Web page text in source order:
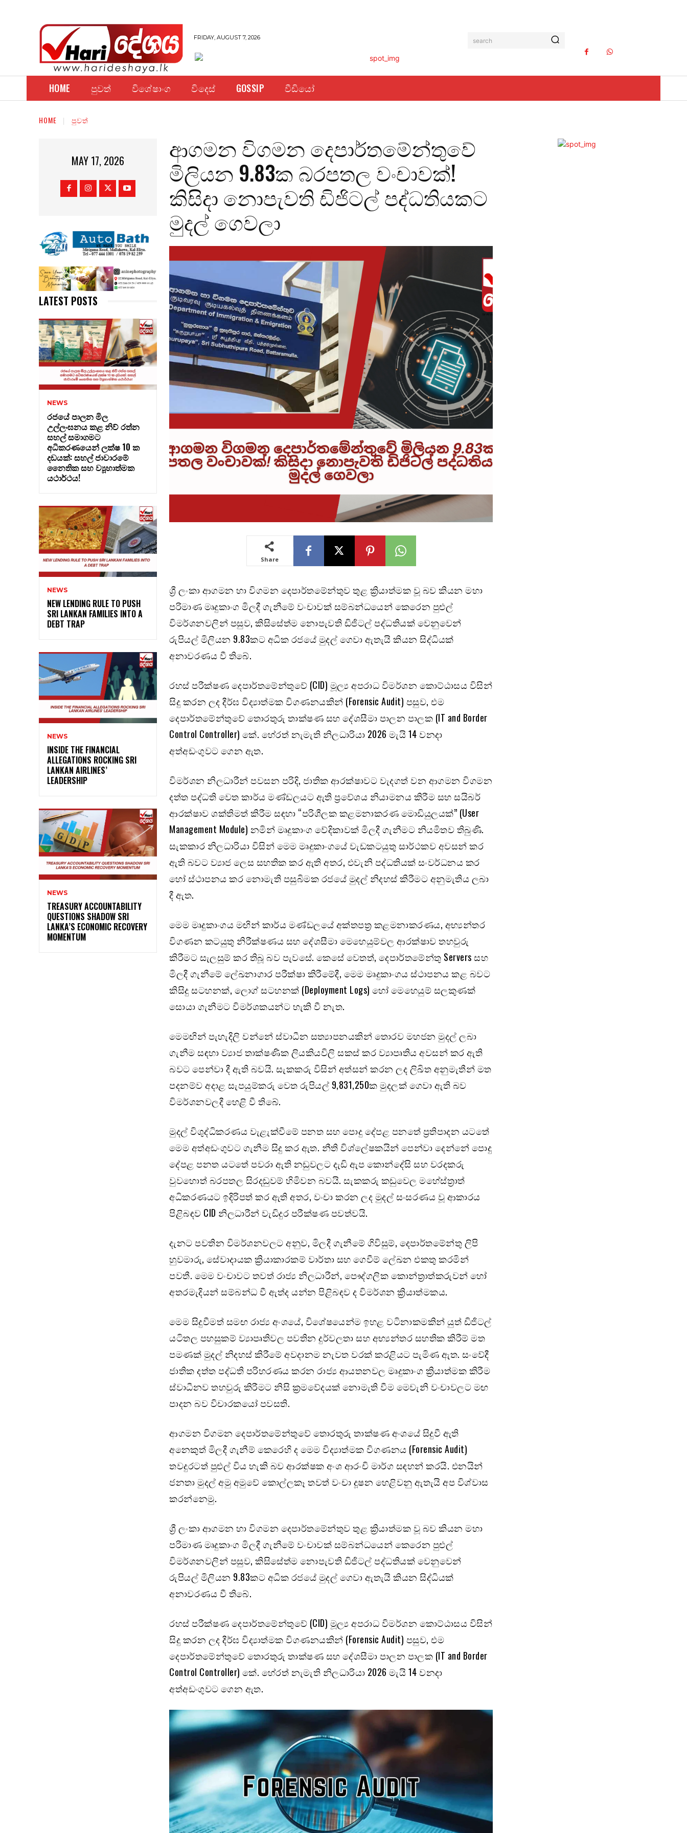
FRIDAY, AUGUST 7, 2026 search
HOME පුවත් විශේෂාංග විදෙස් GOSSIP වීඩියෝ
HOME පුවත්
MAY 17, 2026
LATEST POSTS
NEWS
රජයේ පාලන මිල
උල්ලංඝනය කළ නිව් රත්න
සහල් සමාගමට
අධිකරණයෙන් ලක්ෂ 10 ක
දඩයක්: සහල් ජාවාරමේ
නෛතික සහ ව්‍යූහාත්මක
යථාර්ථය!
NEWS
NEW LENDING RULE TO PUSH
SRI LANKAN FAMILIES INTO A
DEBT TRAP
NEWS
INSIDE THE FINANCIAL
ALLEGATIONS ROCKING SRI
LANKAN AIRLINES’
LEADERSHIP
NEWS
TREASURY ACCOUNTABILITY
QUESTIONS SHADOW SRI
LANKA’S ECONOMIC RECOVERY
MOMENTUM
ආගමන විගමන දෙපාර්තමේන්තුවේ
මිලියන 9.83ක බරපතල වංචාවක්!
කිසිදා නොපැවති ඩිජිටල් පද්ධතියකට
මුදල් ගෙවලා
Share
ශ්‍රී ලංකා ආගමන හා විගමන දෙපාර්තමේන්තුව තුළ ක්‍රියාත්මක වූ බව කියන මහා
පරිමාණ මෘදුකාංග මිලදී ගැනීමේ වංචාවක් සම්බන්ධයෙන් කෙරෙන පුළුල්
විමර්ශනවලින් පසුව, කිසිසේත්ම නොපැවති ඩිජිටල් පද්ධතියක් වෙනුවෙන්
රුපියල් මිලියන 9.83කට අධික රජයේ මුදල් ගෙවා ඇතැයි කියන සිද්ධියක්
අනාවරණය වී තිබේ.
රහස් පරීක්ෂණ දෙපාර්තමේන්තුවේ (CID) මූල්‍ය අපරාධ විමර්ශන කොට්ඨාසය විසින්
සිදු කරන ලද දීර්ඝ විද්‍යාත්මක විගණනයකින් (Forensic Audit) පසුව, එම
දෙපාර්තමේන්තුවේ තොරතුරු තාක්ෂණ සහ දේශසීමා පාලන පාලක (IT and Border
Control Controller) කේ. හේරත් නැමැති නිලධාරියා 2026 මැයි 14 වනදා
අත්අඩංගුවට ගෙන ඇත.
විමර්ශන නිලධාරීන් පවසන පරිදි, ජාතික ආරක්ෂාවට වැදගත් වන ආගමන විගමන
දත්ත පද්ධති වෙත කාර්ය මණ්ඩලයට ඇති ප්‍රවේශය නියාමනය කිරීම සහ සයිබර්
ආරක්ෂාව ශක්තිමත් කිරීම සඳහා “පරිශීලක කළමනාකරණ මොඩියුලයක්” (User
Management Module) නමින් මෘදුකාංග වේදිකාවක් මිලදී ගැනීමට නියමිතව තිබුණි.
සැකකාර නිලධාරියා විසින් මෙම මෘදුකාංගයේ වැඩකටයුතු සාර්ථකව අවසන් කර
ඇති බවට ව්‍යාජ ලෙස සහතික කර ඇති අතර, එවැනි පද්ධතියක් සංවර්ධනය කර
හෝ ස්ථාපනය කර නොමැති පසුබිමක රජයේ මුදල් නිදහස් කිරීමට අනුමැතිය ලබා
දී ඇත.
මෙම මෘදුකාංගය මඟින් කාර්ය මණ්ඩලයේ අක්තපත්‍ර කළමනාකරණය, අභ්‍යන්තර
විගණන කටයුතු නිරීක්ෂණය සහ දේශසීමා මෙහෙයුම්වල ආරක්ෂාව තහවුරු
කිරීමට සැලසුම් කර තිබූ බව පැවසේ. කෙසේ වෙතත්, දෙපාර්තමේන්තු Servers සහ
මිලදී ගැනීමේ ලේඛනාගාර පරීක්ෂා කිරීමේදී, මෙම මෘදුකාංගය ස්ථාපනය කළ බවට
කිසිදු සටහනක්, ලොග් සටහනක් (Deployment Logs) හෝ මෙහෙයුම් සලකුණක්
සොයා ගැනීමට විමර්ශකයන්ට හැකි වී නැත.
මෙමඟින් පැහැදිලි වන්නේ ස්වාධීන සත්‍යාපනයකින් තොරව මහජන මුදල් ලබා
ගැනීම සඳහා ව්‍යාජ තාක්ෂණික ලියකියවිලි සකස් කර ව්‍යාපෘතිය අවසන් කර ඇති
බවට පෙන්වා දී ඇති බවයි. සැකකරු විසින් අත්සන් කරන ලද ලිඛිත අනුමැතීන් මත
පදනම්ව අදාළ සැපයුම්කරු වෙත රුපියල් 9,831,250ක මුදලක් ගෙවා ඇති බව
විමර්ශනවලදී හෙළි වී තිබේ.
මුදල් විශුද්ධිකරණය වැළැක්වීමේ පනත සහ පොදු දේපළ පනතේ ප්‍රතිපාදන යටතේ
මෙම අත්අඩංගුවට ගැනීම සිදු කර ඇත. නීති විශ්ලේෂකයින් පෙන්වා දෙන්නේ පොදු
දේපළ පනත යටතේ පවරා ඇති නඩුවලට දැඩි ඇප කොන්දේසි සහ වරදකරු
වුවහොත් බරපතල සිරදඬුවම් හිමිවන බවයි. සැකකරු කඩුවෙල මහේස්ත්‍රාත්
අධිකරණයට ඉදිරිපත් කර ඇති අතර, වංචා කරන ලද මුදල් සංසරණය වූ ආකාරය
පිළිබඳව CID නිලධාරීන් වැඩිදුර පරීක්ෂණ පවත්වයි.
දැනට පවතින විමර්ශනවලට අනුව, මිලදී ගැනීමේ ගිවිසුම්, දෙපාර්තමේන්තු ලිපි
හුවමාරු, සේවාදායක ක්‍රියාකාරකම් වාර්තා සහ ගෙවීම් ලේඛන එකතු කරමින්
පවතී. මෙම වංචාවට තවත් රාජ්‍ය නිලධාරීන්, පෞද්ගලික කොන්ත්‍රාත්කරුවන් හෝ
අතරමැදියන් සම්බන්ධ වී ඇත්ද යන්න පිළිබඳව ද විමර්ශන ක්‍රියාත්මකය.
මෙම සිදුවීමත් සමඟ රාජ්‍ය අංශයේ, විශේෂයෙන්ම ඉහළ වටිනාකමකින් යුත් ඩිජිටල්
යටිතල පහසුකම් ව්‍යාපෘතිවල පවතින දුර්වලතා සහ අභ්‍යන්තර සහතික කිරීම් මත
පමණක් මුදල් නිදහස් කිරීමේ අවදානම නැවත වරක් කරළියට පැමිණ ඇත. සංවේදී
ජාතික දත්ත පද්ධති පරිහරණය කරන රාජ්‍ය ආයතනවල මෘදුකාංග ක්‍රියාත්මක කිරීම
ස්වාධීනව තහවුරු කිරීමට නිසි ක්‍රමවේදයක් නොමැති වීම මෙවැනි වංචාවලට මඟ
පාදන බව විචාරකයෝ පවසති.
ආගමන විගමන දෙපාර්තමේන්තුවේ තොරතුරු තාක්ෂණ අංශයේ සිදුවී ඇති
අනෙකුත් මිලදී ගැනීම් කෙරෙහි ද මෙම විද්‍යාත්මක විගණනය (Forensic Audit)
තවදුරටත් පුළුල් විය හැකි බව ආරක්ෂක අංශ ආරංචි මාර්ග සඳහන් කරයි. එනයින්
ජනතා මුදල් අමු අමුවේ කොල්ලකෑ තවත් වංචා දූෂන හෙළිවනු ඇතැයි අප විශ්වාස
කරන්නෙමු.
ශ්‍රී ලංකා ආගමන හා විගමන දෙපාර්තමේන්තුව තුළ ක්‍රියාත්මක වූ බව කියන මහා
පරිමාණ මෘදුකාංග මිලදී ගැනීමේ වංචාවක් සම්බන්ධයෙන් කෙරෙන පුළුල්
විමර්ශනවලින් පසුව, කිසිසේත්ම නොපැවති ඩිජිටල් පද්ධතියක් වෙනුවෙන්
රුපියල් මිලියන 9.83කට අධික රජයේ මුදල් ගෙවා ඇතැයි කියන සිද්ධියක්
අනාවරණය වී තිබේ.
රහස් පරීක්ෂණ දෙපාර්තමේන්තුවේ (CID) මූල්‍ය අපරාධ විමර්ශන කොට්ඨාසය විසින්
සිදු කරන ලද දීර්ඝ විද්‍යාත්මක විගණනයකින් (Forensic Audit) පසුව, එම
දෙපාර්තමේන්තුවේ තොරතුරු තාක්ෂණ සහ දේශසීමා පාලන පාලක (IT and Border
Control Controller) කේ. හේරත් නැමැති නිලධාරියා 2026 මැයි 14 වනදා
අත්අඩංගුවට ගෙන ඇත.